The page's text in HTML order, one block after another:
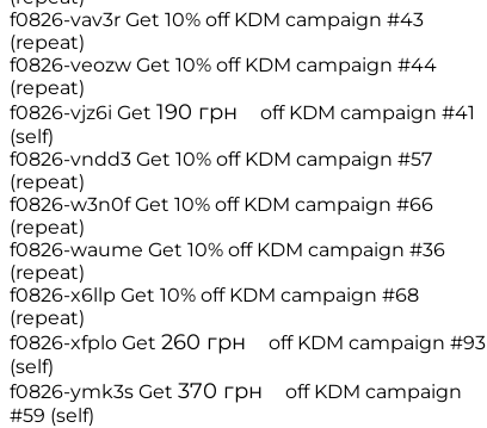
f0826-vav3r Get 10% off KDM campaign #43
(repeat)
f0826-veozw Get 10% off KDM campaign #44
(repeat)
f0826-vjz6i Get 190 грн off KDM campaign #41
(self)
f0826-vndd3 Get 10% off KDM campaign #57
(repeat)
f0826-w3n0f Get 10% off KDM campaign #66
(repeat)
f0826-waume Get 10% off KDM campaign #36
(repeat)
f0826-x6llp Get 10% off KDM campaign #68
(repeat)
f0826-xfplo Get 260 грн off KDM campaign #93
(self)
f0826-ymk3s Get 370 грн off KDM campaign
#59 (self)